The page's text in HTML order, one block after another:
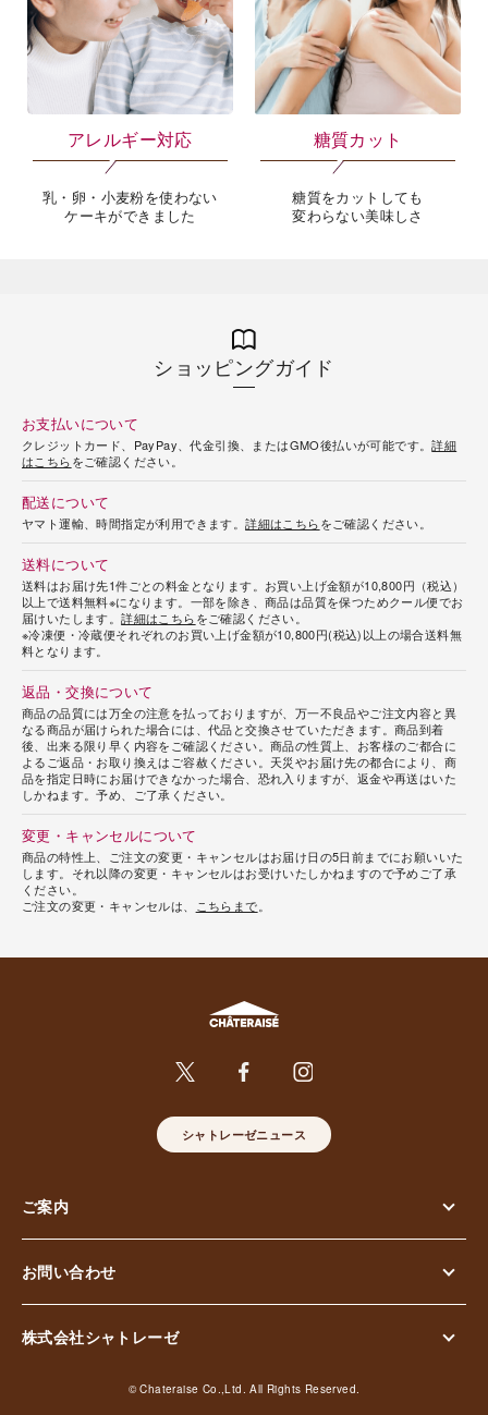
アレルギー対応
乳・卵・小麦粉を使わない
ケーキができました
糖質カット
糖質をカットしても
変わらない美味しさ
ショッピングガイド
お支払いについて
クレジットカード、PayPay、代金引換、またはGMO後払いが可能です。詳細
はこちらをご確認ください。
配送について
ヤマト運輸、時間指定が利用できます。詳細はこちらをご確認ください。
送料について
送料はお届け先1件ごとの料金となります。お買い上げ金額が10,800円（税込）
以上で送料無料※になります。一部を除き、商品は品質を保つためクール便でお
届けいたします。詳細はこちらをご確認ください。
※冷凍便・冷蔵便それぞれのお買い上げ金額が10,800円(税込)以上の場合送料無
料となります。
返品・交換について
商品の品質には万全の注意を払っておりますが、万一不良品やご注文内容と異
なる商品が届けられた場合には、代品と交換させていただきます。商品到着
後、出来る限り早く内容をご確認ください。商品の性質上、お客様のご都合に
よるご返品・お取り換えはご容赦ください。天災やお届け先の都合により、商
品を指定日時にお届けできなかった場合、恐れ入りますが、返金や再送はいた
しかねます。予め、ご了承ください。
変更・キャンセルについて
商品の特性上、ご注文の変更・キャンセルはお届け日の5日前までにお願いいた
します。それ以降の変更・キャンセルはお受けいたしかねますので予めご了承
ください。
ご注文の変更・キャンセルは、
こちらまで
シャトレーゼニュース
ご案内
お問い合わせ
株式会社シャトレーゼ
© Chateraise Co.,Ltd. All Rights Reserved.